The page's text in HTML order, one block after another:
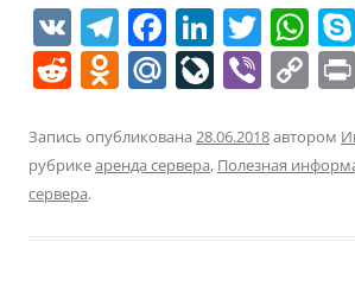
V
K
T
el
e
gr
a
F
a
c
e
b
Li
n
k
e
dI
T
w
itt
er
W
h
at
s
A
R
d
di
O
n
o
M
l.
R
Li
eJ
o
Vi
er
C
p
y
Запись опубликована 28.06.2018автором
рубрикеаренда сервера, Полезная
сервера.